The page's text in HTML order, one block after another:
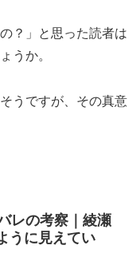
？」と思った読者は
うか。
うですが、その真意
レの考察｜綾瀬
うに見えてい